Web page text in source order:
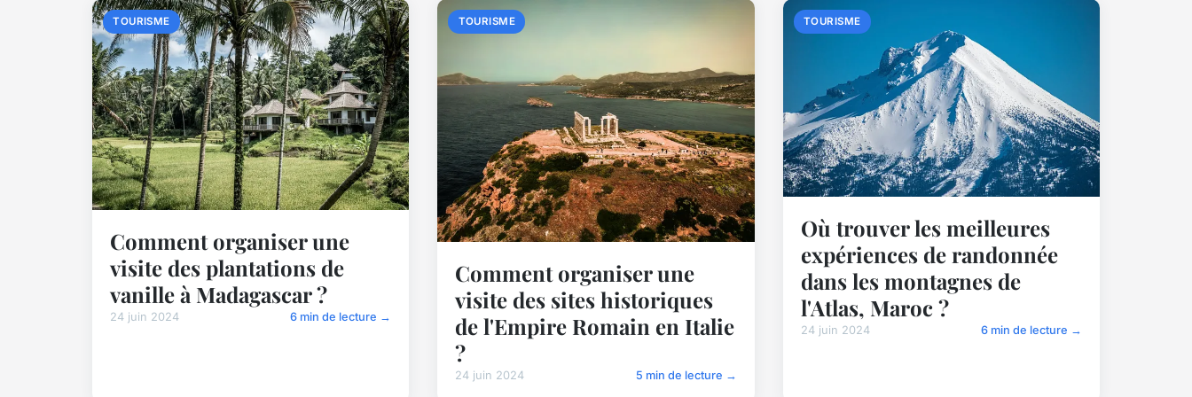
TOURISME
Comment organiser une
visite des plantations de
vanille à Madagascar ?
24 juin 2024 6 min de lecture →
TOURISME
Comment organiser une
visite des sites historiques
de l'Empire Romain en Italie
?
24 juin 2024 5 min de lecture →
TOURISME
Où trouver les meilleures
expériences de randonnée
dans les montagnes de
l'Atlas, Maroc ?
24 juin 2024 6 min de lecture →